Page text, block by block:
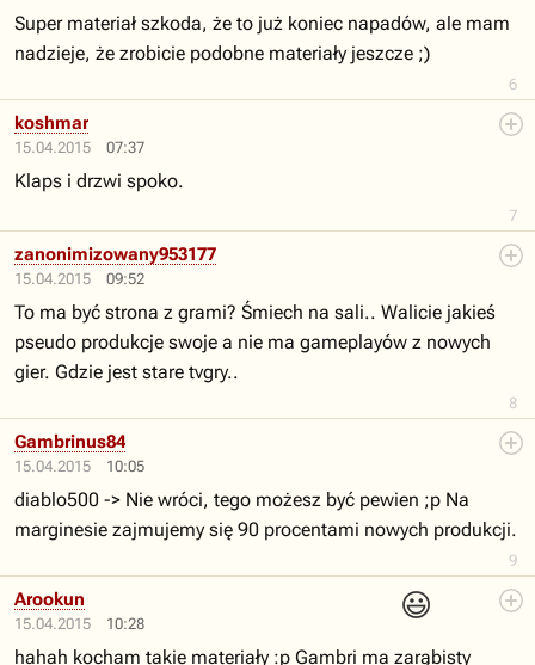
6
Super materiał szkoda, że to już koniec napadów, ale mam
nadzieje, że zrobicie podobne materiały jeszcze ;)
15.04.2015 07:37
7
koshmar
Klaps i drzwi spoko.
15.04.2015 09:52
8
zanonimizowany953177
To ma być strona z grami? Śmiech na sali.. Walicie jakieś
pseudo produkcje swoje a nie ma gameplayów z nowych
gier. Gdzie jest stare tvgry..
15.04.2015 10:05
9
Gambrinus84
diablo500 -> Nie wróci, tego możesz być pewien ;p Na
marginesie zajmujemy się 90 procentami nowych produkcji.
15.04.2015 10:28
😃
Arookun
hahah kocham takie materiały :p Gambri ma zarąbisty